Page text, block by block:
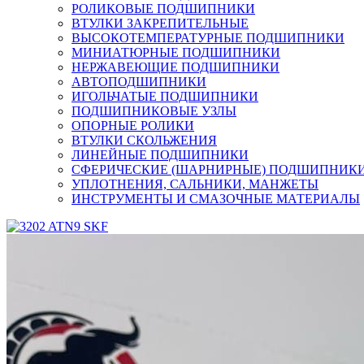
РОЛИКОВЫЕ ПОДШИПНИКИ
ВТУЛКИ ЗАКРЕПИТЕЛЬНЫЕ
ВЫСОКОТЕМПЕРАТУРНЫЕ ПОДШИПНИКИ
МИНИАТЮРНЫЕ ПОДШИПНИКИ
НЕРЖАВЕЮЩИЕ ПОДШИПНИКИ
АВТОПОДШИПНИКИ
ИГОЛЬЧАТЫЕ ПОДШИПНИКИ
ПОДШИПНИКОВЫЕ УЗЛЫ
ОПОРНЫЕ РОЛИКИ
ВТУЛКИ СКОЛЬЖЕНИЯ
ЛИНЕЙНЫЕ ПОДШИПНИКИ
СФЕРИЧЕСКИЕ (ШАРНИРНЫЕ)
УПЛОТНЕНИЯ, САЛЬНИКИ, МАНЖЕТЫ
ИНСТРУМЕНТЫ И СМАЗОЧНЫЕ МАТЕРИАЛЫ